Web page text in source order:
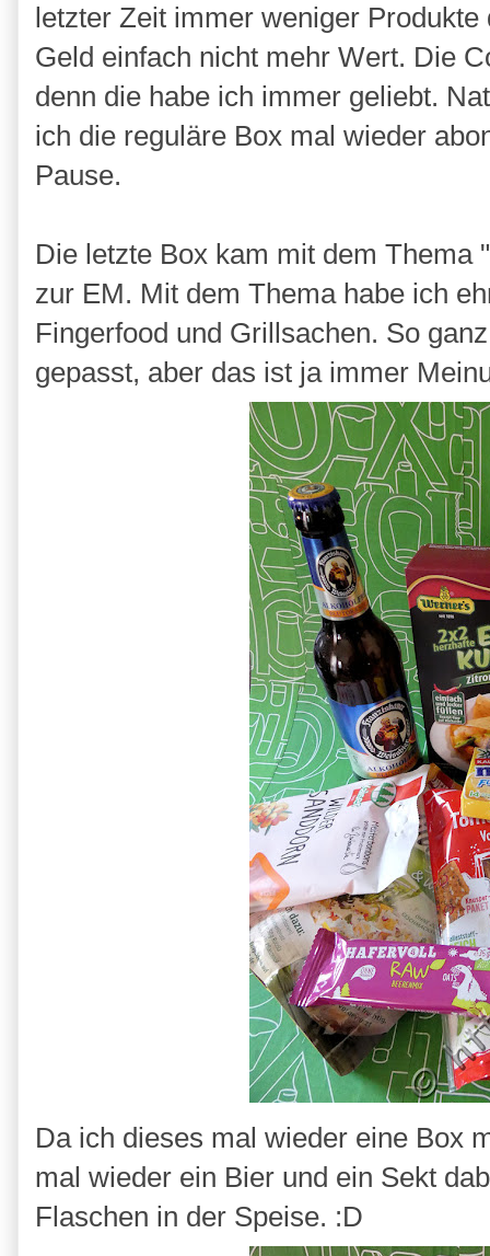
letzter Zeit immer weniger
Geld einfach nicht mehr Wert. Die
denn die habe ich immer geliebt.
ich die reguläre Box mal wieder
Pause.
Die letzte Box kam mit dem Thema
zur EM. Mit dem Thema habe ich
Fingerfood und Grillsachen. So
gepasst, aber das ist ja immer
Da ich dieses mal wieder eine Box
mal wieder ein Bier und ein Sekt
Flaschen in der Speise. :D